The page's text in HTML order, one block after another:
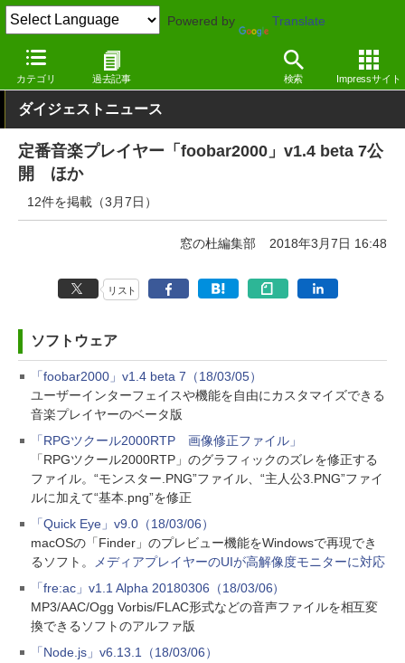
Powered by Translate
カテゴリ 過去記事 検索 Impressサイト
窓の杜 その他の話題 アップデート
ダイジェストニュース
定番音楽プレイヤー「foobar2000」v1.4 beta 7公
開 ほか
12件を掲載（3月7日）
窓の杜編集部 2018年3月7日 16:48
リスト
ソフトウェア
「foobar2000」v1.4 beta 7（18/03/05）
ユーザーインターフェイスや機能を自由にカスタマイズできる
音楽プレイヤーのベータ版
「RPGツクール2000RTP 画像修正ファイル」
「RPGツクール2000RTP」のグラフィックのズレを修正する
ファイル。“モンスター.PNG”ファイル、“主人公3.PNG”ファイ
ルに加えて“基本.png”を修正
「Quick Eye」v9.0（18/03/06）
macOSの「Finder」のプレビュー機能をWindowsで再現でき
るソフト。
メディアプレイヤーのUIが高解像度モニターに対応
「fre:ac」v1.1 Alpha 20180306（18/03/06）
MP3/AAC/Ogg Vorbis/FLAC形式などの音声ファイルを相互変
換できるソフトのアルファ版
「Node.js」v6.13.1（18/03/06）